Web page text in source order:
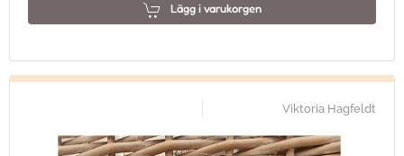
Lägg i varukorgen
Viktoria Hagfeldt